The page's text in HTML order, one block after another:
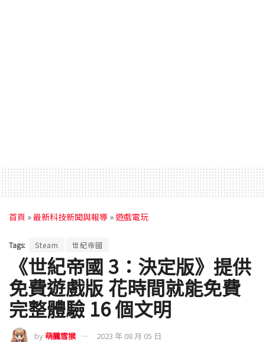
首頁 »最新科技新聞與報導 »遊戲電玩
Tags: Steam 世紀帝國
《世紀帝國 3：決定版》提供
免費遊戲版 花時間就能免費
完整體驗 16 個文明
by 萌朧雪猴 2023 年 08 月 05 日